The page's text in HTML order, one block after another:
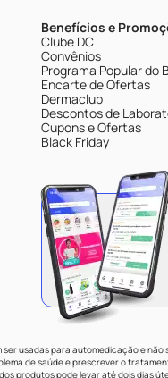
Benefícios e
Clube DC
Convênios
Programa Popular do
Encarte de Ofertas
Dermaclub
Descontos de
Cupons e Ofertas
Black Friday
usadas para automedicação e
de saúde e prescrever o
produtos pode levar até dois dias